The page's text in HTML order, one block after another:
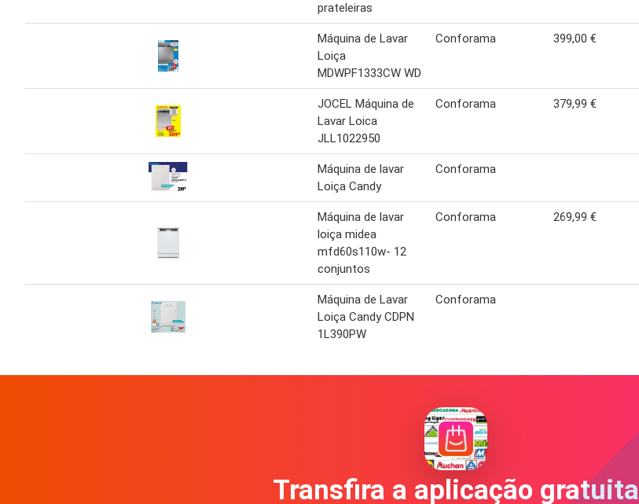
prateleiras
Máquina de Lavar
Loiça
MDWPF1333CW WD
Conforama 399,00 €
JOCEL Máquina de
Lavar Loica
JLL1022950
Conforama 379,99 €
Máquina de lavar
Loiça Candy
Conforama
Máquina de lavar
loiça midea
mfd60s110w- 12
conjuntos
Conforama 269,99 €
Máquina de Lavar
Loiça Candy CDPN
1L390PW
Conforama
Transfira a aplicação gratuita